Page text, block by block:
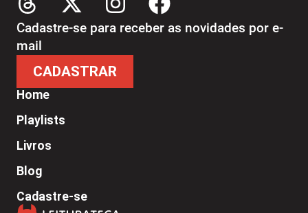
Home
Playlists
Livros
Blog
Cadastre-se
Cadastre-se para receber as novidades por e-
mail
CADASTRAR